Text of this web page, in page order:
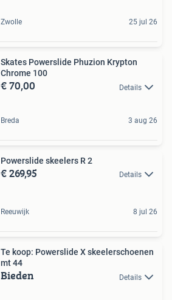
Zwolle 25 jul 26
Skates Powerslide Phuzion Krypton
Chrome 100
€ 70,00 Details
Breda 3 aug 26
Powerslide skeelers R 2
€ 269,95 Details
Reeuwijk 8 jul 26
Te koop: Powerslide X skeelerschoenen
mt 44
Bieden Details